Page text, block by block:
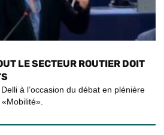
LE SECTEUR ROUTIER DOIT
à l’occasion du débat en plénière